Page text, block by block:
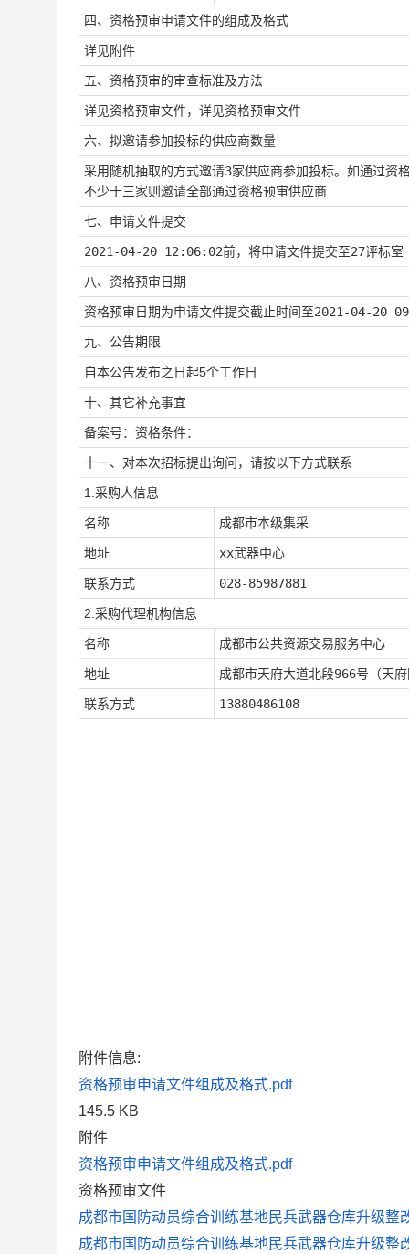
四、资格预审申请文件的组成及格式
详见附件
五、资格预审的审查标准及方法
详见资格预审文件， 详见资格预审文件
六、拟邀请参加投标的供应商数量
采用 随机抽取的方式邀请3家供应商参加投标。如通过资
不少于三家则邀请全部通过资格预审供应商
七、申请文件提交
2021-04-20 12:06:02前，将申请文件提交至27评标室
八、资格预审日期
资格预审日期为申请文件提交截止时间至2021-04-20
九、公告期限
自本公告发布之日起5个工作日
十、其它补充事宜
备案号：资格条件：
十一、对本次招标提出询问，请按以下方式联系
1.采购人信息
名称 成都市本级集采
地址 xx武器中心
联系方式 028-85987881
2.采购代理机构信息
名称 成都市公共资源交易服务中心
地址 成都市天府大道北段966号（天府
联系方式 13880486108
附件信息:
资格预审申请文件组成及格式.pdf
145.5 KB
附件
资格预审申请文件组成及格式.pdf
资格预审文件
成都市国防动员综合训练基地民兵武器仓库升级整
成都市国防动员综合训练基地民兵武器仓库升级整